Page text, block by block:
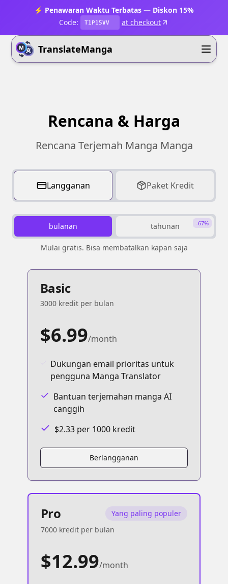
⚡ Penawaran Waktu Terbatas — Diskon 15%
Code:
T1P15VV at checkout
TranslateManga
Rencana & Harga
Rencana Terjemah Manga Manga
Langganan Paket Kredit
bulanan tahunan -67%
Mulai gratis. Bisa membatalkan kapan saja
Basic
3000 kredit per bulan
$6.99/month
Dukungan email prioritas untuk
pengguna Manga Translator
Bantuan terjemahan manga AI
canggih
$2.33 per 1000 kredit
Berlangganan
Pro
Yang paling populer
7000 kredit per bulan
$12.99/month